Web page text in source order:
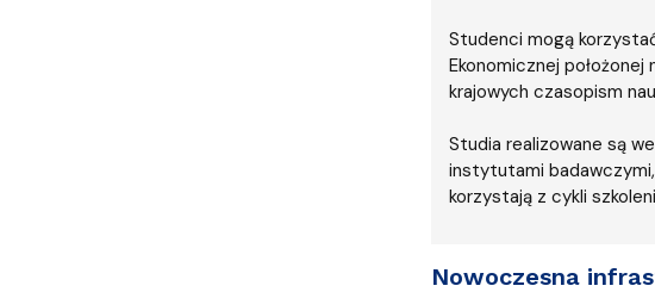
Studenci mogą
Ekonomicznej
krajowych czasopism
Studia realizowane są
instytutami
korzystają z cykli
Nowoczesna